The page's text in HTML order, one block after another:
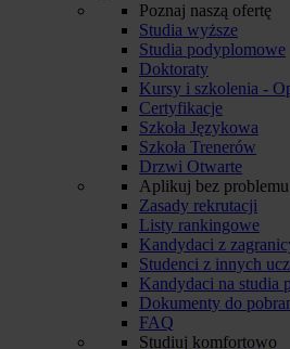
Poznaj naszą ofertę
Studia wyższe
Studia podyplomowe
Doktoraty
Kursy i szkolenia -
Certyfikacje
Szkoła Językowa
Szkoła Trenerów
Drzwi Otwarte
Aplikuj bez problemu
Zasady rekrutacji
Listy rankingowe
Kandydaci z
Studenci z innych
Kandydaci na studia
Dokumenty do
FAQ
Studiuj komfortowo